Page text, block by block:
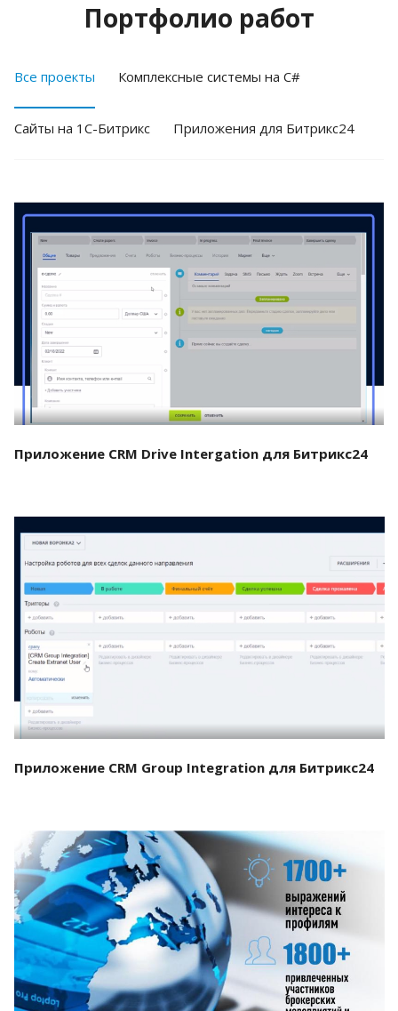
Портфолио работ
Все проекты Комплексные системы на C#
Cайты на 1С-Битрикс Приложения для Битрикс24
Смотреть проект
Приложение CRM Drive Intergation для Битрикс24
Смотреть проект
Приложение CRM Group Integration для Битрикс24
Смотреть проект